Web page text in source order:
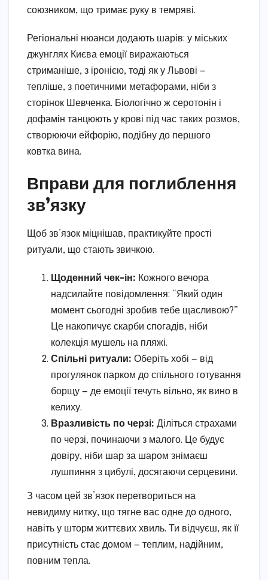
союзником, що тримає руку в темряві.
Регіональні нюанси додають шарів: у міських
джунглях Києва емоції виражаються
стриманіше, з іронією, тоді як у Львові —
тепліше, з поетичними метафорами, ніби з
сторінок Шевченка. Біологічно ж серотонін і
дофамін танцюють у крові під час таких розмов,
створюючи ейфорію, подібну до першого
ковтка вина.
Вправи для поглиблення
зв’язку
Щоб зв’язок міцнішав, практикуйте прості
ритуали, що стають звичкою.
Щоденний чек-ін: Кожного вечора
надсилайте повідомлення: “Який один
момент сьогодні зробив тебе щасливою?”
Це накопичує скарби спогадів, ніби
колекція мушель на пляжі.
Спільні ритуали: Оберіть хобі — від
прогулянок парком до спільного готування
борщу — де емоції течуть вільно, як вино в
келиху.
Вразливість по черзі: Діліться страхами
по черзі, починаючи з малого. Це будує
довіру, ніби шар за шаром знімаєш
лушпиння з цибулі, досягаючи серцевини.
З часом цей зв’язок перетвориться на
невидиму нитку, що тягне вас одне до одного,
навіть у шторм життєвих хвиль. Ти відчуєш, як її
присутність стає домом — теплим, надійним,
повним тепла.